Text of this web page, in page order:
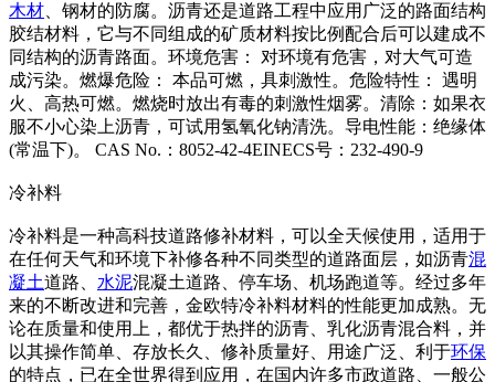
木材 、钢材的防腐。沥青还是道路工程中应用广泛的路面结构
胶结材料，它与不同组成的矿质材料按比例配合后可以建成不
同结构的沥青路面。环境危害： 对环境有危害，对大气可造
成污染。燃爆危险： 本品可燃，具刺激性。危险特性： 遇明
火、高热可燃。燃烧时放出有毒的刺激性烟雾。清除：如果衣
服不小心染上沥青，可试用氢氧化钠清洗。导电性能：绝缘体
(常温下)。 CAS No.：8052-42-4EINECS号：232-490-9
冷补料
冷补料是一种高科技道路修补材料，可以全天候使用，适用于
在任何天气和环境下补修各种不同类型的道路面层，如沥青混
凝土道路、 水泥混凝土道路、停车场、机场跑道等。经过多年
来的不断改进和完善，金欧特冷补料材料的性能更加成熟。无
论在质量和使用上，都优于热拌的沥青、乳化沥青混合料，并
以其操作简单、存放长久、修补质量好、用途广泛、利于环保
的特点，已在全世界得到应用，在国内许多市政道路、一般公